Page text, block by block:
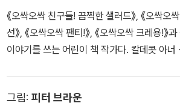
《오싹오싹 친구들! 끔찍한 샐러드》, 《오싹오
선》, 《오싹오싹 팬티!》, 《오싹오싹 크레용!》
이야기를 쓰는 어린이 책 작가다. 칼데콧 아너
그림: 피터 브라운